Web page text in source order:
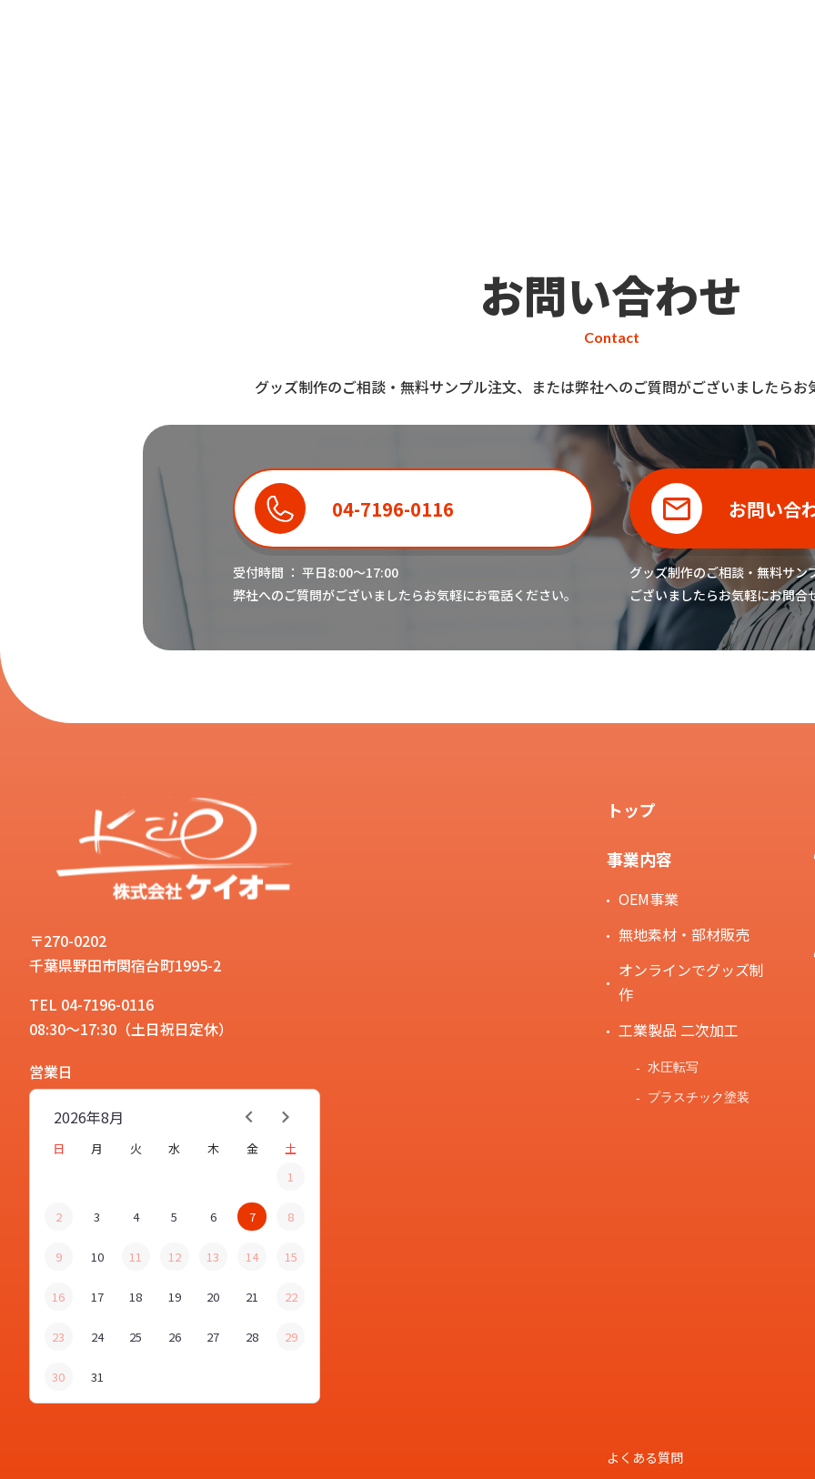
お問い合わせ
Contact
グッズ制作のご相談・無料サンプル注文、または弊社へのご質問がございましたらお
04-7196-0116
受付時間 ： 平日8:00〜17:00
弊社へのご質問がございましたらお気軽にお電話ください。
お問い合
グッズ制作のご相談・無料サン
ございましたらお気軽にお問合
〒270-0202
千葉県野田市関宿台町1995-2
TEL 04-7196-0116
08:30～17:30（土日祝日定休）
営業日
8月
2026年
日 月 火 水 木 金
土
1
2 3 4 5 6 7 8
9 10 11 12 13 14 15
16 17 18 19 20 21 22
23 24 25 26 27 28 29
30 31
トップ
事業内容
OEM事業
無地素材・部材販売
オンラインでグッズ制
作
工業製品 二次加工
水圧転写
プラスチック塗装
よくある質問